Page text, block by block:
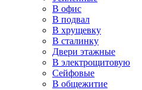
В офис
В подвал
В хрущевку
В сталинку
Двери этажные
В электрощитовую
Сейфовые
В общежитие